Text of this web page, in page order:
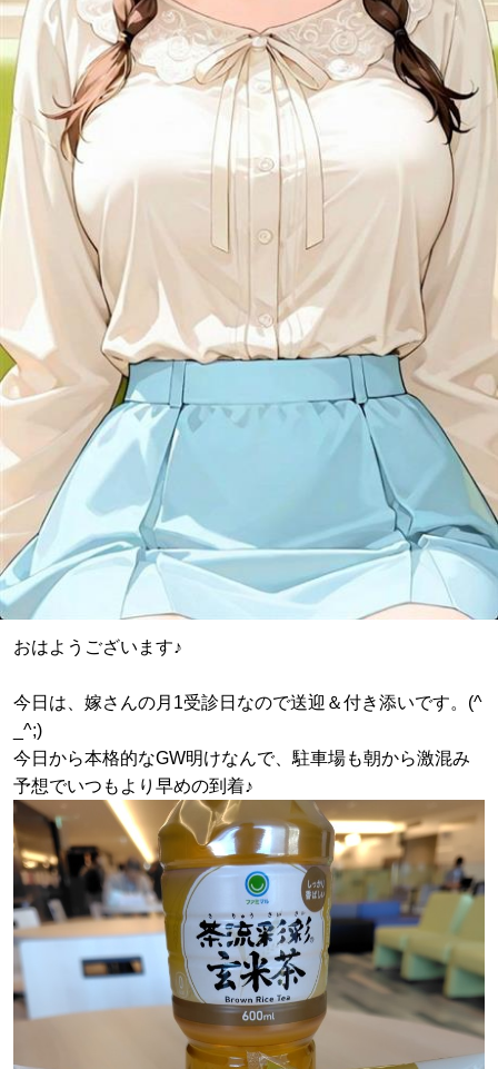
おはようございます♪
今日は、嫁さんの月1受診日なので送迎＆付き添いです。(^
_^;)
今日から本格的なGW明けなんで、駐車場も朝から激混み
予想でいつもより早めの到着♪